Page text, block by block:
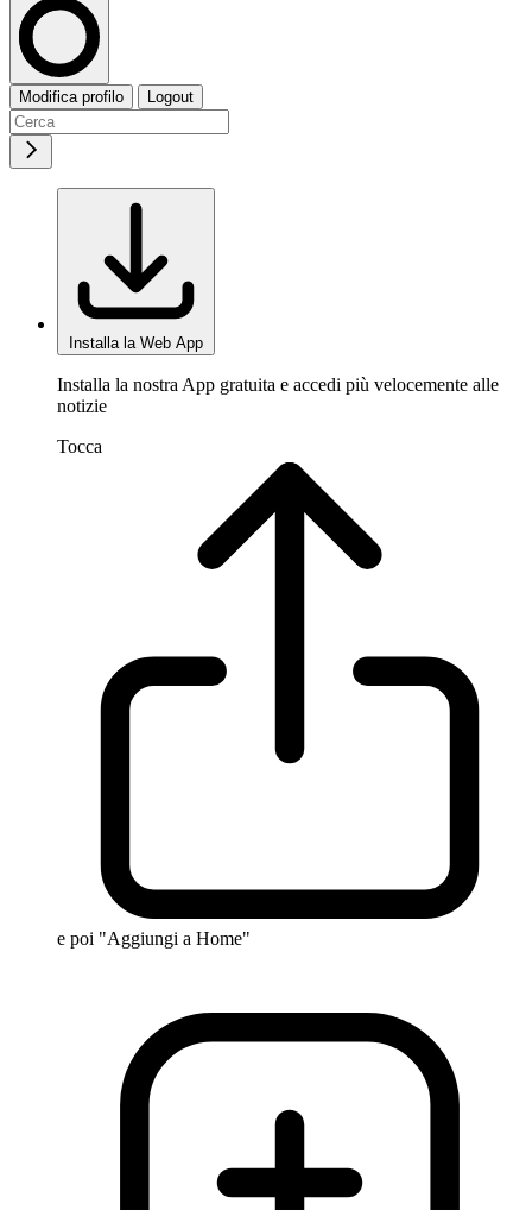
Modifica profilo Logout
Installa la Web App
Installa la nostra App gratuita e accedi più velocemente alle
notizie
Tocca
e poi "Aggiungi a Home"